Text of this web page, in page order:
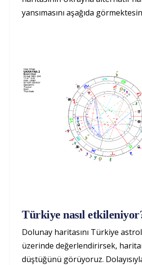
yansımasını aşağıda
Türkiye nasıl
Dolunay haritasını Türkiye
üzerinde değerlendirirsek,
düştüğünü görüyoruz.